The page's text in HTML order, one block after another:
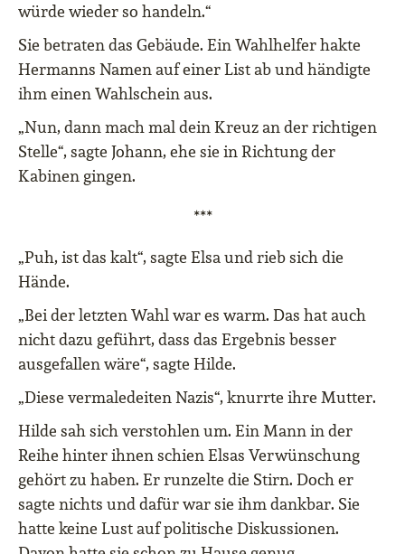
würde wieder so handeln.“
Sie betraten das Gebäude. Ein Wahlhelfer hakte
Hermanns Namen auf einer List ab und händigte
ihm einen Wahlschein aus.
„Nun, dann mach mal dein Kreuz an der richtigen
Stelle“, sagte Johann, ehe sie in Richtung der
Kabinen gingen.
***
„Puh, ist das kalt“, sagte Elsa und rieb sich die
Hände.
„Bei der letzten Wahl war es warm. Das hat auch
nicht dazu geführt, dass das Ergebnis besser
ausgefallen wäre“, sagte Hilde.
„Diese vermaledeiten Nazis“, knurrte ihre Mutter.
Hilde sah sich verstohlen um. Ein Mann in der
Reihe hinter ihnen schien Elsas Verwünschung
gehört zu haben. Er runzelte die Stirn. Doch er
sagte nichts und dafür war sie ihm dankbar. Sie
hatte keine Lust auf politische Diskussionen.